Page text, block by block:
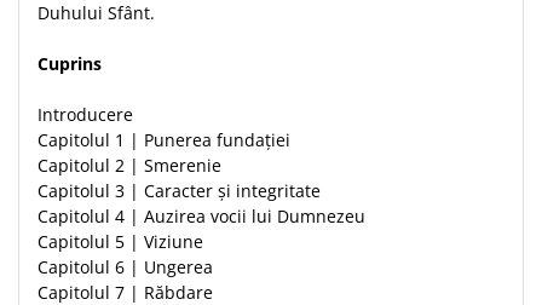
Duhului Sfânt.
Cuprins
Introducere
Capitolul 1 | Punerea fundației
Capitolul 2 | Smerenie
Capitolul 3 | Caracter și integritate
Capitolul 4 | Auzirea vocii lui Dumnezeu
Capitolul 5 | Viziune
Capitolul 6 | Ungerea
Capitolul 7 | Răbdare